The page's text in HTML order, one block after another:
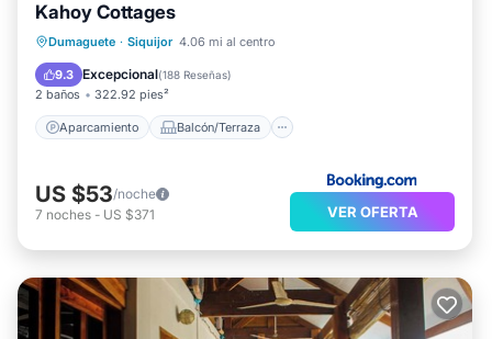
Kahoy Cottages
Dumaguete · Siquijor 4.06 mi al centro
9.3 Excepcional(188 Reseñas)
2 baños 322.92 pies²
Aparcamiento Balcón/Terraza
Aparcamiento
Balcón/Terraza
Vistas
Internet
US $53/noche
7 noches - US $371 VER OFERTA